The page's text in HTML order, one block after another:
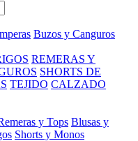
Buzos y Canguros
REMERAS Y
SHORTS DE
TEJIDO CALZADO
y Tops Blusas y
Shorts y Monos